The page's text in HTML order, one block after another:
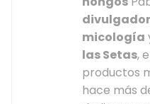
micología
las Setas,
productos
hace más